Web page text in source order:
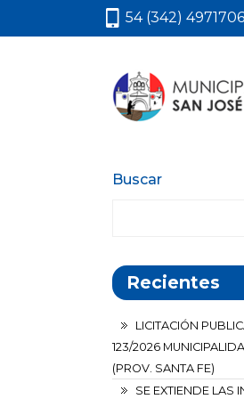
54 (342)
Buscar
Recientes
LICITACIÓN
123/2026
(PROV. SANTA FE)
SE EXTIENDE LAS